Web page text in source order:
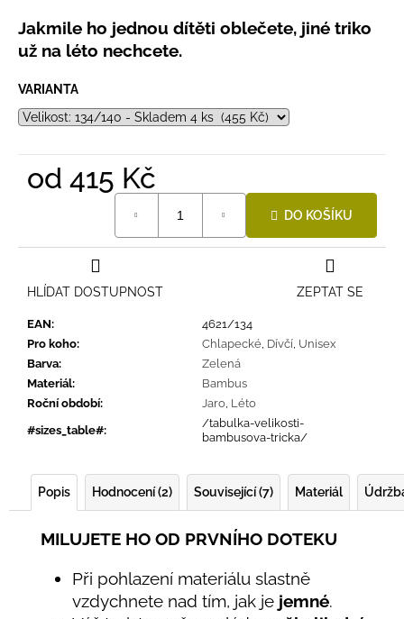
Jakmile ho jednou dítěti oblečete, jiné triko
už na léto nechcete.
VARIANTA
od 415 Kč
DO KOŠÍKU
EAN:
4621/134
Pro koho: Chlapecké, Dívčí, Unisex
Barva:
Zelená
Materiál:
Bambus
Roční období: Jaro, Léto
#sizes_table#:
/tabulka-velikosti-
bambusova-tricka/
ZEPTAT SE
HLÍDAT DOSTUPNOST
Popis Hodnocení (2) Související (7) Materiál
MILUJETE HO OD PRVNÍHO DOTEKU
Při pohlazení materiálu slastně
vzdychnete nad tím, jak je jemné.
ŽLUTÉ
695
Kč